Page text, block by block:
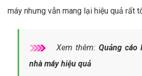
máy nhưng vẫn mang lại hiệu quả rất
Xem thêm: Quảng cáo
nhà máy hiệu quả